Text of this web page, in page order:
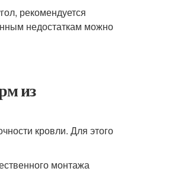
рекомендуется
недостаткам можно
из
кровли. Для этого
монтажа